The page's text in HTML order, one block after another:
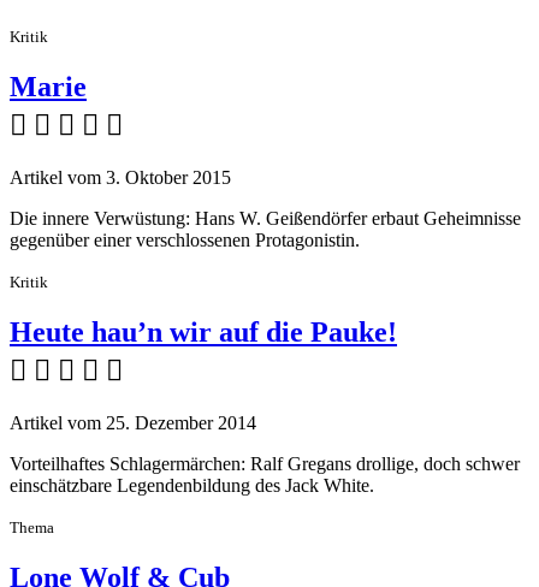
Kritik
Marie
    
Artikel vom 3. Oktober 2015
Die innere Verwüstung: Hans W. Geißendörfer erbaut Geheimnisse
gegenüber einer verschlossenen Protagonistin.
Kritik
Heute hau’n wir auf die Pauke!
    
Artikel vom 25. Dezember 2014
Vorteilhaftes Schlagermärchen: Ralf Gregans drollige, doch schwer
einschätzbare Legendenbildung des Jack White.
Thema
Lone Wolf & Cub